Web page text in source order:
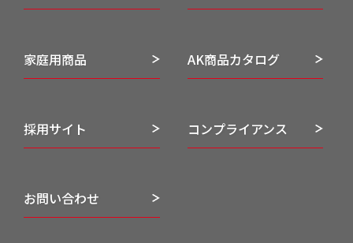
家庭用商品 AK商品カタログ
採用サイト コンプライアンス
お問い合わせ